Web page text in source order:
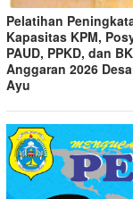
Pelatihan
Kapasitas KPM,
PAUD, PPKD, dan
Anggaran 2026
Ayu